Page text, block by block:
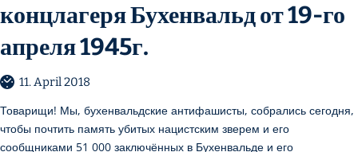
концлагеря Бухенвальд от 19-го
апреля 1945г.
11. April 2018
Товарищи! Мы, бухенвальдские антифашисты, собрались сегодня,
чтобы почтить память убитых нацистским зверем и его
сообщниками 51 000 заключённых в Бухенвальде и его